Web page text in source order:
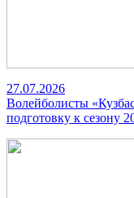
27.07.2026
Волейболисты
подготовку к сезону